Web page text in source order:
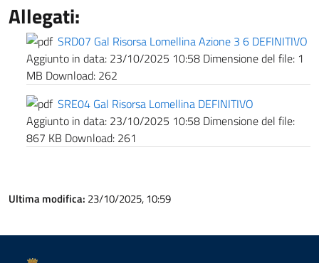
Allegati:
SRD07 Gal Risorsa Lomellina Azione 3 6 DEFINITIVO
Aggiunto in data: 23/10/2025 10:58 Dimensione del file: 1
MB Download: 262
SRE04 Gal Risorsa Lomellina DEFINITIVO
Aggiunto in data: 23/10/2025 10:58 Dimensione del file:
867 KB Download: 261
Ultima modifica: 23/10/2025, 10:59